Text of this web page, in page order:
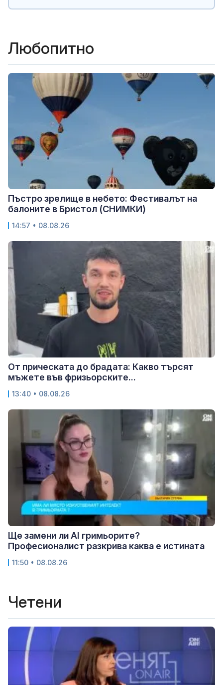
Любопитно
Пъстро зрелище в небето: Фестивалът на
балоните в Бристол (СНИМКИ)
14:57 • 08.08.26
От прическата до брадата: Какво търсят
мъжете във фризьорските...
13:40 • 08.08.26
Ще замени ли AI гримьорите?
Професионалист разкрива каква е истината
11:50 • 08.08.26
Четени